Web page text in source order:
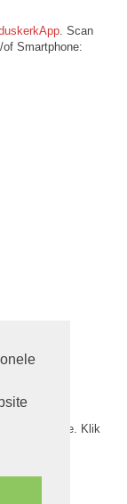
. Scan
Smartphone:
onze website. Klik